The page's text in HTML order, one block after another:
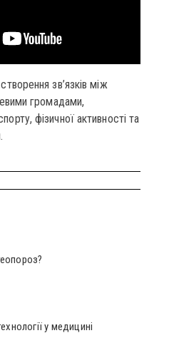
зв’язків між
громадами,
фізичної активності та
у медицині